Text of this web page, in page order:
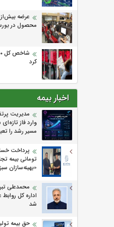
محصول در
کرد
اخبار بیمه
مدیریت
وارد فاز
مسیر رشد را
تومانی بیمه
«بهینه‌سازان
محمدعلی
اداره كل
شد
حق بیمه